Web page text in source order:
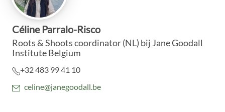
Céline Parralo-Risco
Roots & Shoots coordinator (NL) bij Jane Goodall
Institute Belgium
+32 483 99 41 10
celine@janegoodall.be